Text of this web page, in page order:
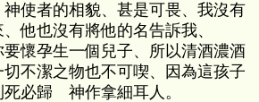
使者的相貌、甚是可畏、我沒有
他也沒有將他的名告訴我、
懷孕生一個兒子、所以清酒濃酒
不潔之物也不可喫、因為這孩子
死必歸 神作拿細耳人。